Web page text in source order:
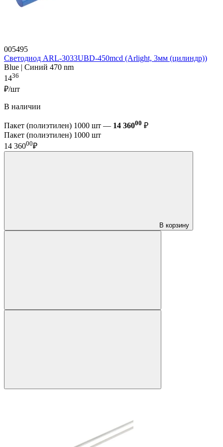
005495
Светодиод ARL-3033UBD-450mcd (Arlight, 3мм (цилиндр))
Blue | Синий 470 nm
1436
₽/шт
В наличии
Пакет (полиэтилен) 1000 шт — 14 36000 ₽
Пакет (полиэтилен) 1000 шт
14 36000₽
В корзину